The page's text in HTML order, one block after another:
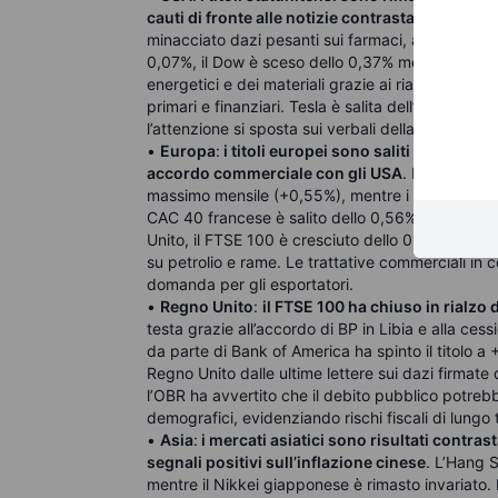
cauti di fronte alle notizie contrastanti sui dazi
minacciato dazi pesanti sui farmaci, anche se
0,07%, il Dow è sceso dello 0,37% mentre il
energetici e dei materiali grazie ai rialzi di rame
primari e finanziari. Tesla è salita dell’1,3%,
l’attenzione si sposta sui verbali della Fed in
• Europa: i titoli europei sono saliti per il
accordo commerciale con gli USA. Lo STOXX
massimo mensile (+0,55%), mentre i funzionari
CAC 40 francese è salito dello 0,56%, spinto da
Unito, il FTSE 100 è cresciuto dello 0,54%,
su petrolio e rame. Le trattative commerciali in
domanda per gli esportatori.
• Regno Unito: il FTSE 100 ha chiuso in rialzo
testa grazie all’accordo di BP in Libia e alla
da parte di Bank of America ha spinto il titolo a
Regno Unito dalle ultime lettere sui dazi
l’OBR ha avvertito che il debito pubblico
demografici, evidenziando rischi fiscali di lungo
• Asia: i mercati asiatici sono risultati
segnali positivi sull’inflazione cinese. L’Hang
mentre il Nikkei giapponese è rimasto